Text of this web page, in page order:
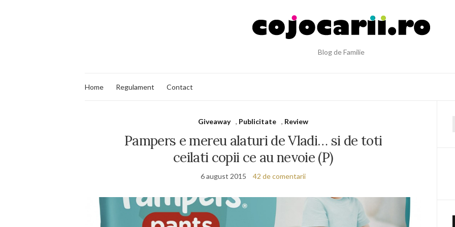
Blog de Familie
Home Regulament Contact
Giveaway , Publicitate , Review
Pampers e mereu alaturi de Vladi… si de toti
ceilati copii ce au nevoie (P)
6 august 2015 42 de comentarii